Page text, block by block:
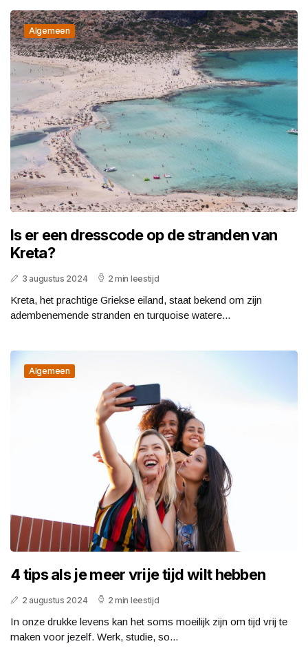
Algemeen
Is er een dresscode op de stranden van
Kreta?
3 augustus 2024 2 min leestijd
Kreta, het prachtige Griekse eiland, staat bekend om zijn
adembenemende stranden en turquoise watere...
Algemeen
4 tips als je meer vrije tijd wilt hebben
2 augustus 2024 2 min leestijd
In onze drukke levens kan het soms moeilijk zijn om tijd vrij te
maken voor jezelf. Werk, studie, so...